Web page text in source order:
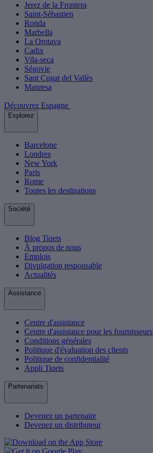
Jerez de la Frontera
Saint-Sébastien
Ronda
Marbella
La Orotava
Cadix
Vila-seca
Ségovie
Sant Cugat del Vallès
Manresa
Découvrez Espagne
Explorez
Barcelone
Londres
New York
Paris
Rome
Toutes les destinations
Société
Blog Tiqets
À propos de nous
Emplois
Divulgation responsable
Actualités
Assistance
Centre d'assistance
Centre d'assistance pour les fournisseurs
Conditions générales
Politique d'évaluation des clients
Politique de confidentialité
Appli Tiqets
Partenariats
Devenez un partenaire
Devenez un distributeur